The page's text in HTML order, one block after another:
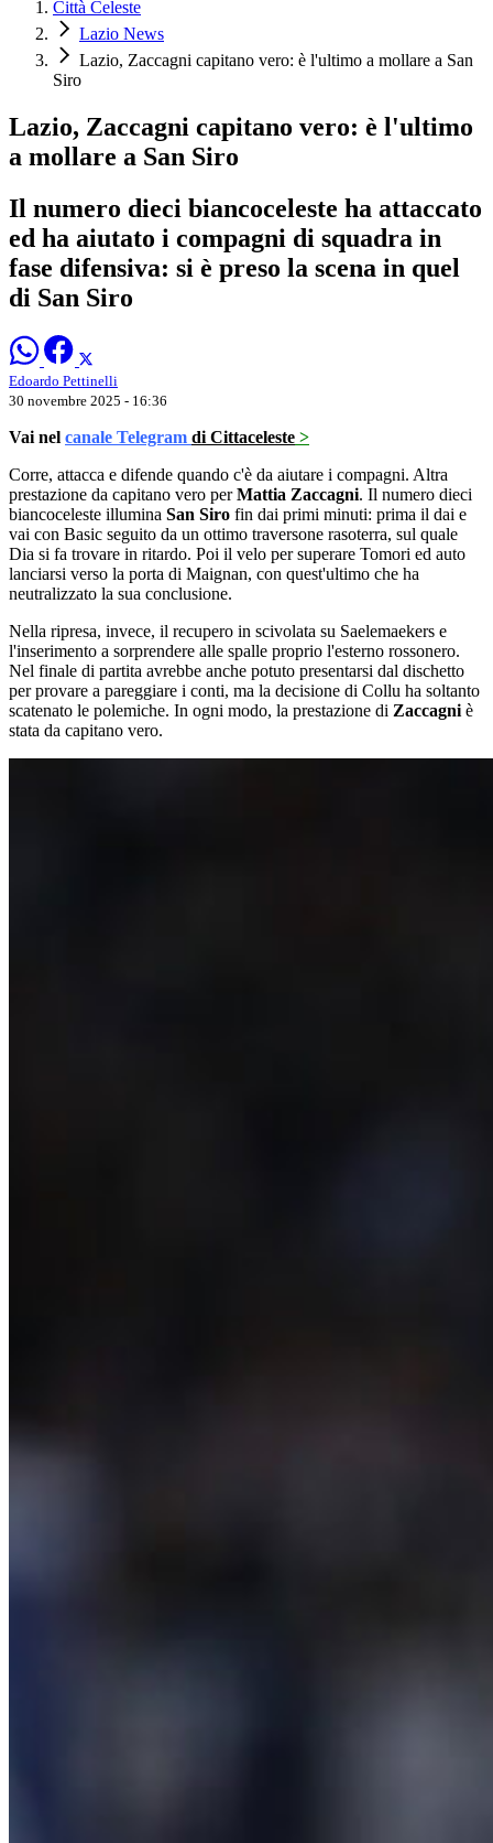
Città Celeste
Lazio News
Lazio, Zaccagni capitano vero: è l'ultimo a mollare a San
Siro
Lazio, Zaccagni capitano vero: è l'ultimo
a mollare a San Siro
Il numero dieci biancoceleste ha attaccato
ed ha aiutato i compagni di squadra in
fase difensiva: si è preso la scena in quel
di San Siro
Edoardo Pettinelli
30 novembre 2025 - 16:36
Vai nel canale Telegram di Cittaceleste >
Corre, attacca e difende quando c'è da aiutare i compagni. Altra
prestazione da capitano vero perMattia Zaccagni. Il numero dieci
biancoceleste illumina San Siro fin dai primi minuti: prima il dai e
vai con Basic seguito da un ottimo traversone rasoterra, sul quale
Dia si fa trovare in ritardo. Poi il velo per superare Tomori ed auto
lanciarsi verso la porta di Maignan, con quest'ultimo che ha
neutralizzato la sua conclusione.
Nella ripresa, invece, il recupero in scivolata su Saelemaekers e
l'inserimento a sorprendere alle spalle proprio l'esterno rossonero.
Nel finale di partita avrebbe anche potuto presentarsi dal dischetto
per provare a pareggiare i conti, ma la decisione di Collu ha soltanto
scatenato le polemiche. In ogni modo, la prestazione di Zaccagni è
stata da capitano vero.